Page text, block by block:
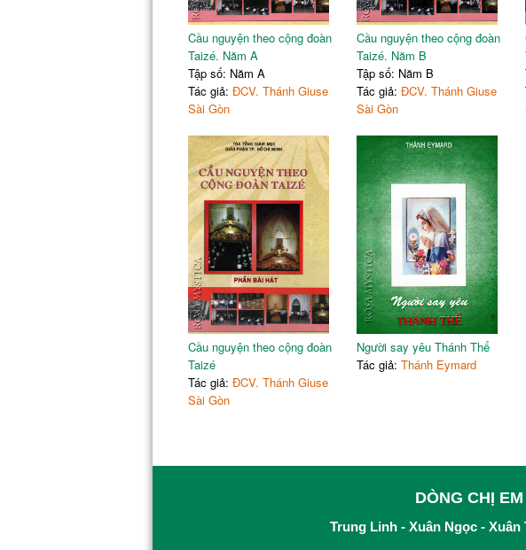
Cầu nguyện theo cộng đoàn
Taizé. Năm A
Tập số: Năm A
Tác giả: ĐCV. Thánh Giuse
Sài Gòn
Cầu nguyện theo cộng đoàn
Taizé. Năm B
Tập số: Năm B
Tác giả: ĐCV. Thánh Giuse
Sài Gòn
Cầu nguyện theo cộng đoàn
Taizé
Tác giả: ĐCV. Thánh Giuse
Sài Gòn
Người say yêu Thánh Thể
Tác giả: Thánh Eymard
DÒNG CHỊ
Trung Linh - Xuân Ngọc -